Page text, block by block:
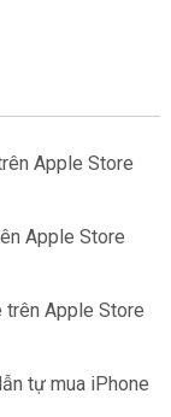
Apple Store
Apple Store
trên Apple Store
tự mua iPhone